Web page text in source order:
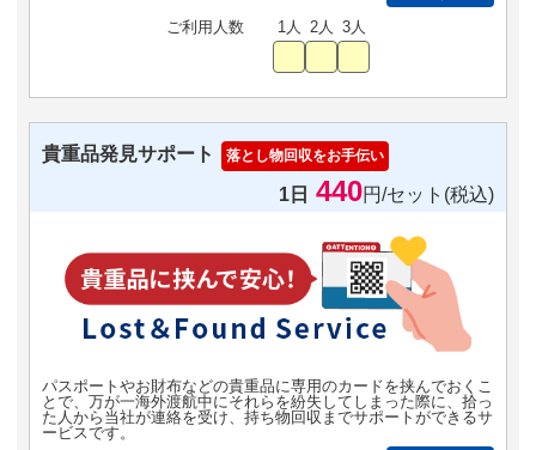
ご利用人数 1人 2人 3人
貴重品発見サポート 落とし物回収をお手伝い
1日 440円/セット(税込)
パスポートやお財布などの貴重品に専用のカードを挟んでおくこ
とで、万が一海外渡航中にそれらを紛失してしまった際に、拾っ
た人から当社が連絡を受け、持ち物回収までサポートができるサ
ービスです。